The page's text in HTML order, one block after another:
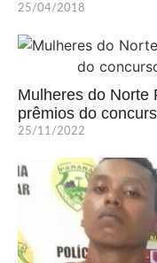
25/04/2018
Mulheres do Norte
prêmios do
25/11/2022